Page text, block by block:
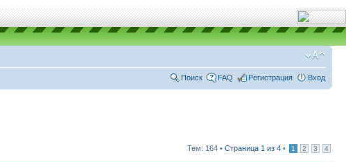
Поиск FAQ Регистрация Вход
Тем: 164 • Страница 1 из 4 • 1 2 3 4